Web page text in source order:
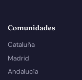
Comunidades
Cataluña
Madrid
Andalucía